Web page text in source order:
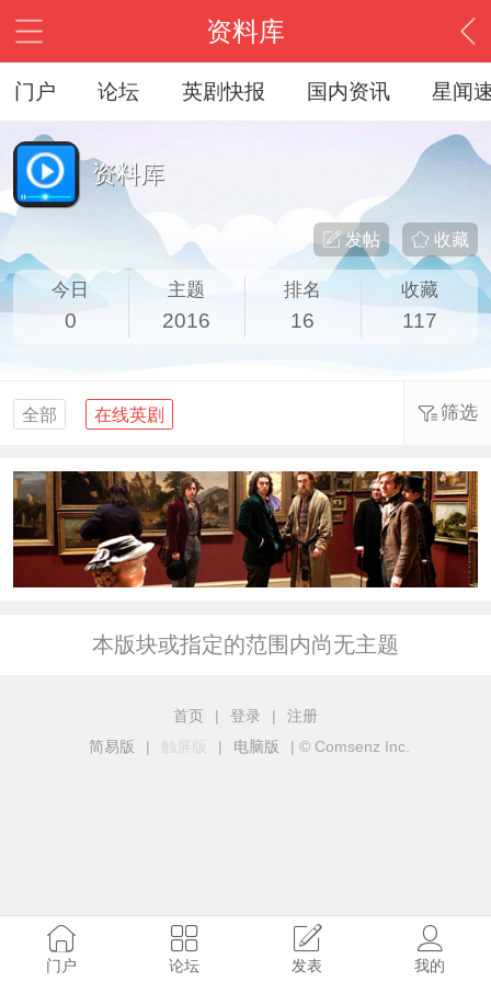
资料库
门户 论坛 英剧快报 国内资讯 星闻
资料库
收藏
发帖
今日
0
主题
2016
排名
16
收藏
117
全部 在线英剧 筛选
本版块或指定的范围内尚无主题
首页 | 登录 |
注册
简易版
| 触屏版 | 电脑版 | © Comsenz Inc.
门户 论坛 发表 我的